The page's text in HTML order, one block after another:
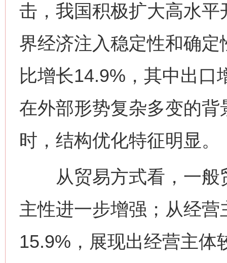
击，我国积极扩大高水
界经济注入稳定性和确
比增长14.9%，其中出
在外部形势复杂多变的
时，结构优化特征明显。
从贸易方式看，一般
主性进一步增强；从经
15.9%，展现出经营主体